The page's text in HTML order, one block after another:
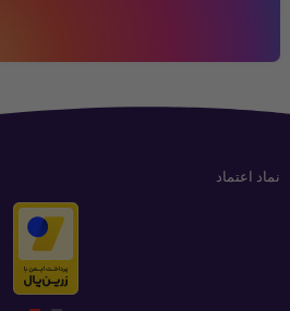
نماد اعتماد